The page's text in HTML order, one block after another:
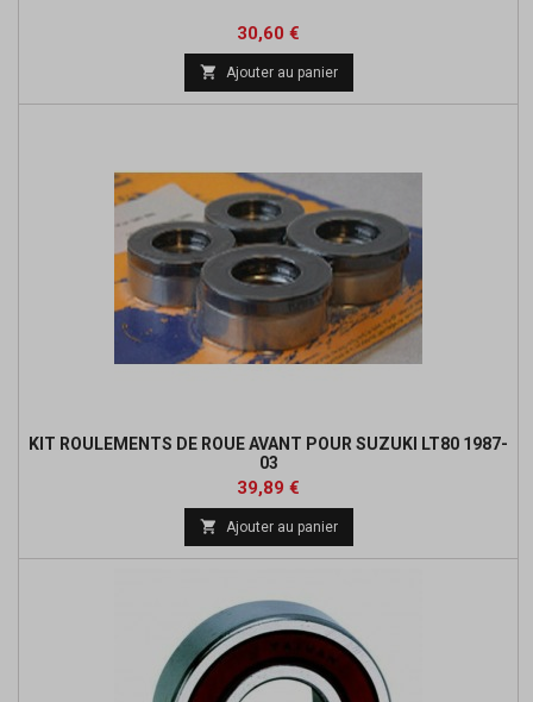
Prix
30,60 €
base
 Ajouter au panier
KIT ROULEMENTS DE ROUE AVANT POUR SUZUKI LT80 1987-
03
Prix
39,89 €
base
 Ajouter au panier